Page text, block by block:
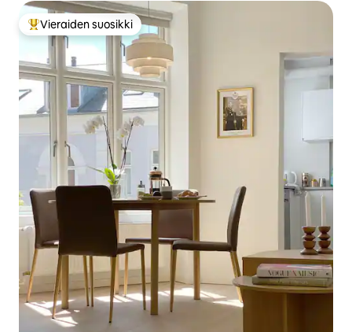
Vieraiden suosikkien parhaimmistoa
Vieraiden suosikki